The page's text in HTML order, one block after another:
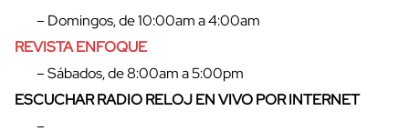
– Domingos, de 10:00am a 4:00am
REVISTA ENFOQUE
– Sábados, de 8:00am a 5:00pm
ESCUCHAR RADIO RELOJ EN VIVO POR INTERNET
–